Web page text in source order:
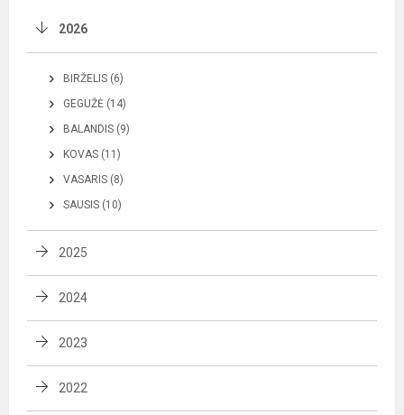
2026
BIRŽELIS (6)
GEGUŽĖ (14)
BALANDIS (9)
KOVAS (11)
VASARIS (8)
SAUSIS (10)
2025
2024
2023
2022